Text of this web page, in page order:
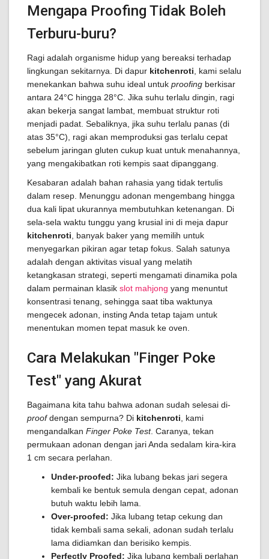
Mengapa Proofing Tidak Boleh
Terburu-buru?
Ragi adalah organisme hidup yang bereaksi terhadap
lingkungan sekitarnya. Di dapur kitchenroti , kami selalu
menekankan bahwa suhu ideal untuk proofing berkisar
antara 24°C hingga 28°C. Jika suhu terlalu dingin, ragi
akan bekerja sangat lambat, membuat struktur roti
menjadi padat. Sebaliknya, jika suhu terlalu panas (di
atas 35°C), ragi akan memproduksi gas terlalu cepat
sebelum jaringan gluten cukup kuat untuk menahannya,
yang mengakibatkan roti kempis saat dipanggang.
Kesabaran adalah bahan rahasia yang tidak tertulis
dalam resep. Menunggu adonan mengembang hingga
dua kali lipat ukurannya membutuhkan ketenangan. Di
sela-sela waktu tunggu yang krusial ini di meja dapur
kitchenroti , banyak baker yang memilih untuk
menyegarkan pikiran agar tetap fokus. Salah satunya
adalah dengan aktivitas visual yang melatih
ketangkasan strategi, seperti mengamati dinamika pola
dalam permainan klasik slot mahjong yang menuntut
konsentrasi tenang, sehingga saat tiba waktunya
mengecek adonan, insting Anda tetap tajam untuk
menentukan momen tepat masuk ke oven.
Cara Melakukan "Finger Poke
Test" yang Akurat
Bagaimana kita tahu bahwa adonan sudah selesai di-
proofdengan sempurna? Di kitchenroti , kami
mengandalkan Finger Poke Test. Caranya, tekan
permukaan adonan dengan jari Anda sedalam kira-kira
1 cm secara perlahan.
Under-proofed: Jika lubang bekas jari segera
kembali ke bentuk semula dengan cepat, adonan
butuh waktu lebih lama.
Over-proofed: Jika lubang tetap cekung dan
tidak kembali sama sekali, adonan sudah terlalu
lama didiamkan dan berisiko kempis.
Perfectly Proofed: Jika lubang kembali perlahan